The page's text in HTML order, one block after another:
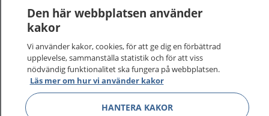
Den här webbplatsen använder
kakor
Vi använder kakor, cookies, för att ge dig en förbättrad
upplevelse, sammanställa statistik och för att viss
nödvändig funktionalitet ska fungera på webbplatsen.
Läs mer om hur vi använder kakor
HANTERA KAKOR